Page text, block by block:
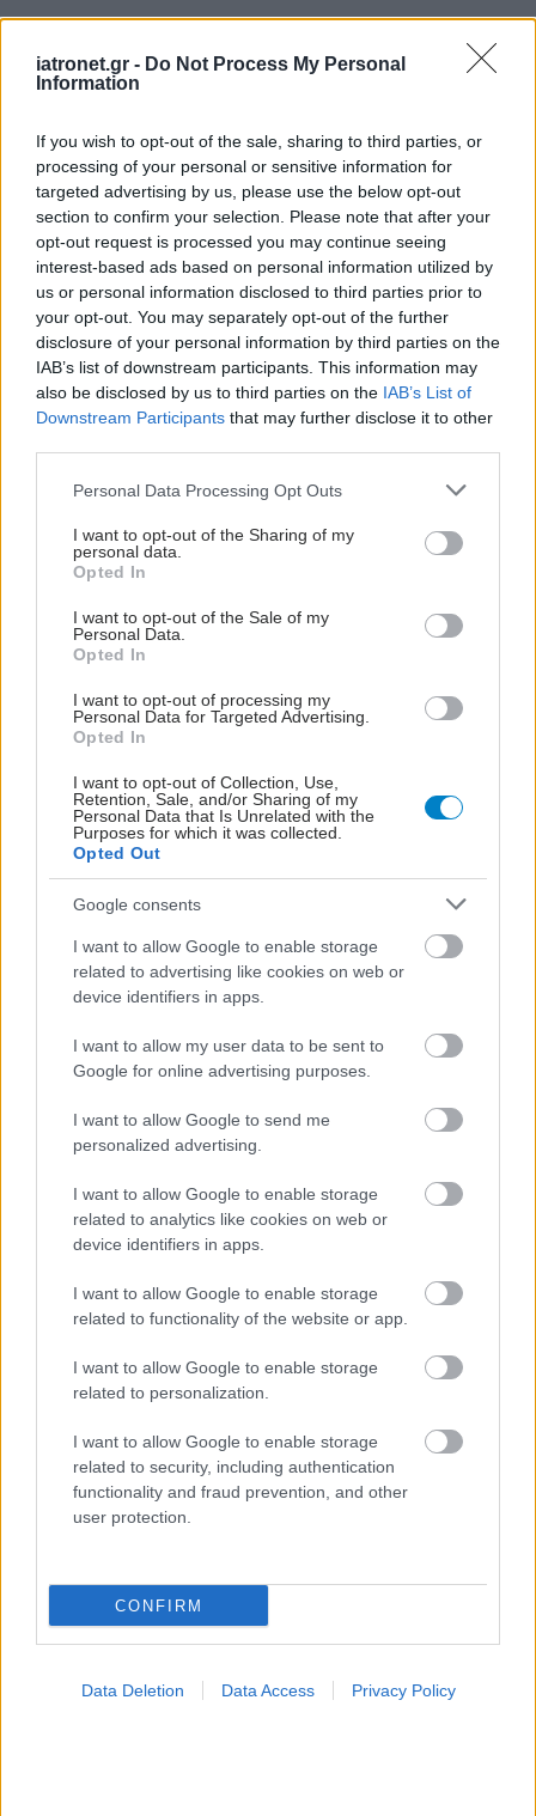
iatronet.gr - Do Not Process My Personal
Information
If you wish to opt-out of the sale, sharing to third parties, or
processing of your personal or sensitive information for
targeted advertising by us, please use the below opt-out
section to confirm your selection. Please note that after your
opt-out request is processed you may continue seeing
interest-based ads based on personal information utilized by
us or personal information disclosed to third parties prior to
your opt-out. You may separately opt-out of the further
disclosure of your personal information by third parties on the
IAB’s list of downstream participants. This information may
also be disclosed by us to third parties on the IAB’s List of
Downstream Participants that may further disclose it to other
Please note that this website/app uses one or more Google
not limited to your visit or usage behaviour. You may click to
grant or deny consent to Google and its third-party tags to
use your data for below specified purposes in below Google
consent section.
Personal Data Processing Opt Outs
I want to opt-out of the Sharing of my
personal data.
Opted In
I want to opt-out of the Sale of my
Personal Data.
Opted In
I want to opt-out of processing my
Personal Data for Targeted Advertising.
Opted In
I want to opt-out of Collection, Use,
Retention, Sale, and/or Sharing of my
Personal Data that Is Unrelated with the
Purposes for which it was collected.
Opted Out
Google consents
I want to allow Google to enable storage
related to advertising like cookies on web or
device identifiers in apps.
I want to allow my user data to be sent to
Google for online advertising purposes.
I want to allow Google to send me
personalized advertising.
I want to allow Google to enable storage
related to analytics like cookies on web or
device identifiers in apps.
I want to allow Google to enable storage
related to functionality of the website or app.
I want to allow Google to enable storage
related to personalization.
I want to allow Google to enable storage
related to security, including authentication
functionality and fraud prevention, and other
user protection.
CONFIRM
Data Deletion Data Access Privacy Policy
Προσθήκη Σχολίου